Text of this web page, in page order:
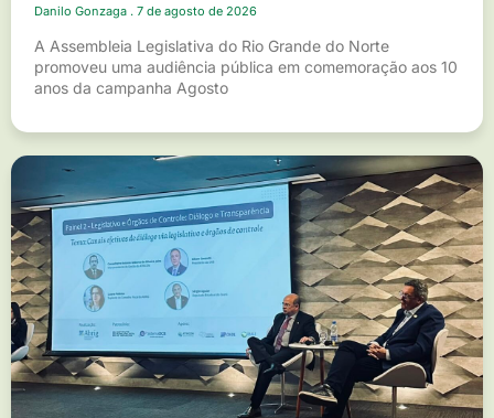
Danilo Gonzaga 7 de agosto de 2026
A Assembleia Legislativa do Rio Grande do Norte
promoveu uma audiência pública em comemoração aos 10
anos da campanha Agosto